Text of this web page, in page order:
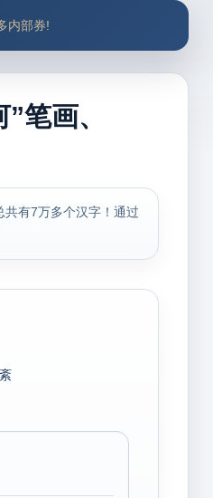
内部券!
笔画、
有7万多个汉字！通过
紊